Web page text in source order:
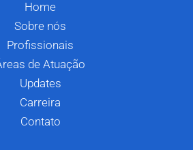
Home
Sobre nós
Profissionais
de Atuação
Updates
Carreira
Contato